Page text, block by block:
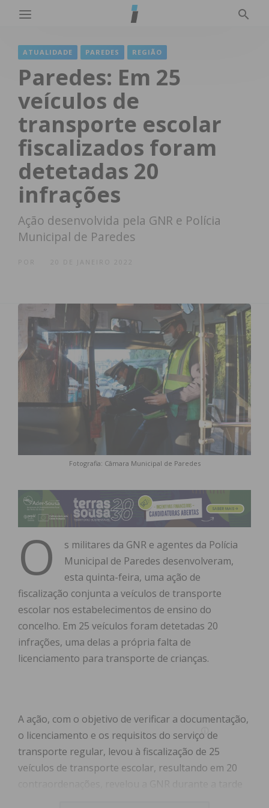
ATUALIDADE PAREDES REGIÃO
Paredes: Em 25
veículos de
transporte escolar
fiscalizados foram
detetadas 20
infrações
Ação desenvolvida pela GNR e Polícia
Municipal de Paredes
20 DE JANEIRO 2022
Fotografia: Câmara Municipal de Paredes
O
s militares da GNR e agentes da Polícia
Municipal de Paredes desenvolveram,
esta quinta-feira, uma ação de
fiscalização conjunta a veículos de transporte
escolar nos estabelecimentos de ensino do
concelho. Em 25 veículos foram detetadas 20
infrações, uma delas a própria falta de
licenciamento para transporte de crianças.
A ação, com o objetivo de verificar a documentação,
o licenciamento e os requisitos do serviço de
transporte regular, levou à fiscalização de 25
veículos de transporte escolar, resultando em 20